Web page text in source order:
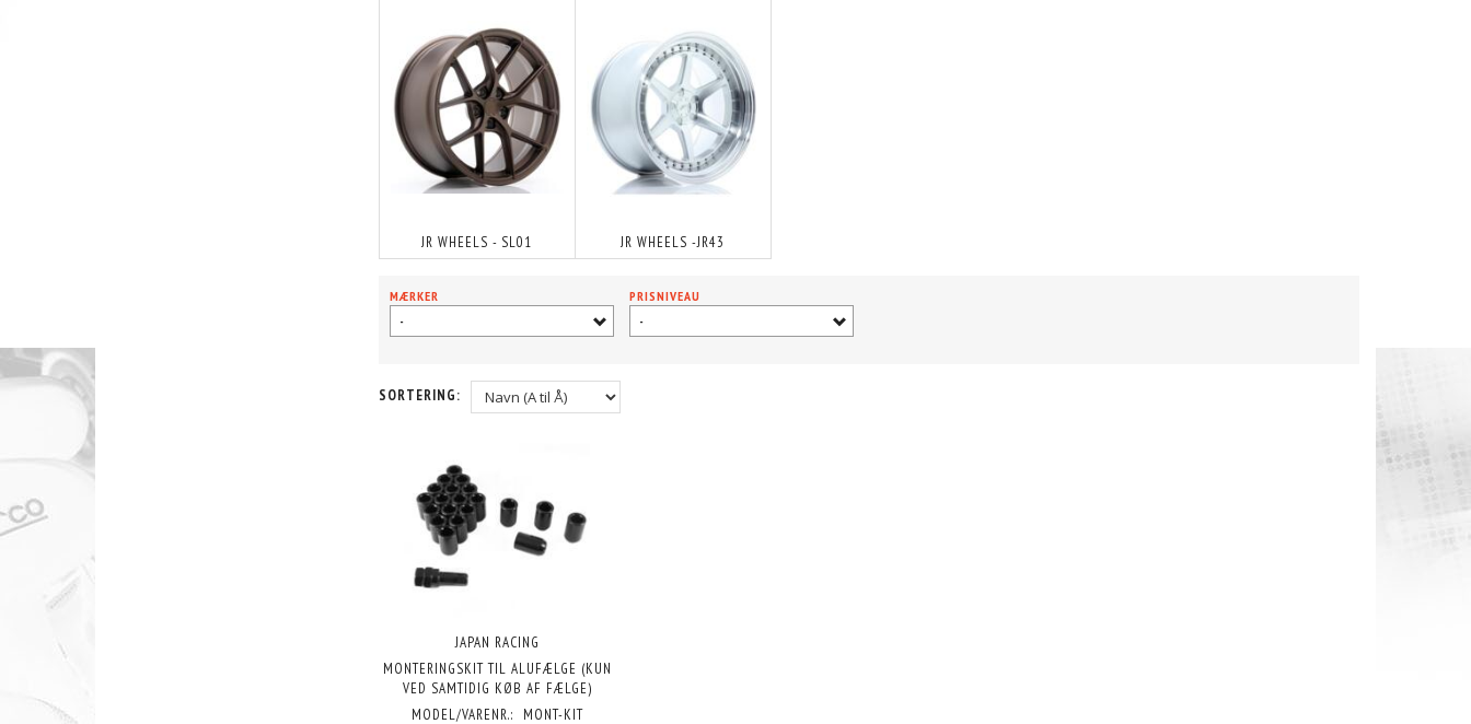
JR WHEELS - SL01 JR WHEELS -JR43
MÆRKER
-
PRISNIVEAU
-
SORTERING:
JAPAN RACING
MONTERINGSKIT TIL ALUFÆLGE (KUN
VED SAMTIDIG KØB AF FÆLGE)
MODEL/VARENR.:
MONT-KIT